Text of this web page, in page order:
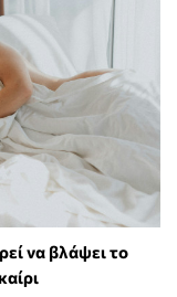
να βλάψει το